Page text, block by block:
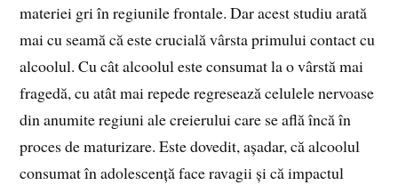
materiei gri în regiunile frontale. Dar acest studiu arată
mai cu seamă că este crucială vârsta primului contact cu
alcoolul. Cu cât alcoolul este consumat la o vârstă mai
fragedă, cu atât mai repede regresează celulele nervoase
din anumite regiuni ale creierului care se află încă în
proces de maturizare. Este dovedit, așadar, că alcoolul
consumat în adolescență face ravagii și că impactul